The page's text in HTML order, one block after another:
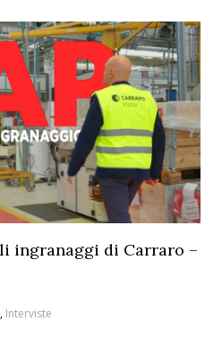
ingranaggi di Carraro –
, Interviste